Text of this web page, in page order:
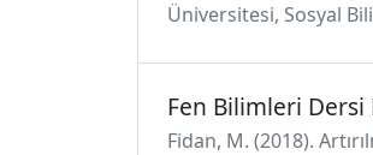
Üniversitesi, Sosyal
Fen Bilimleri Dersi
Fidan, M. (2018).